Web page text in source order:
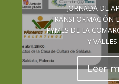
JORNADA DE
TRANSFORMACIÓN
PYMES DE LA
Y
Leer